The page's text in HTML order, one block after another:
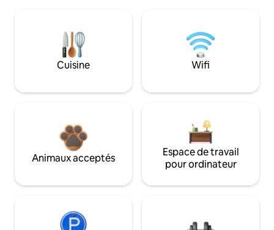
Cuisine Wifi
Animaux acceptés
Espace de travail
pour ordinateur